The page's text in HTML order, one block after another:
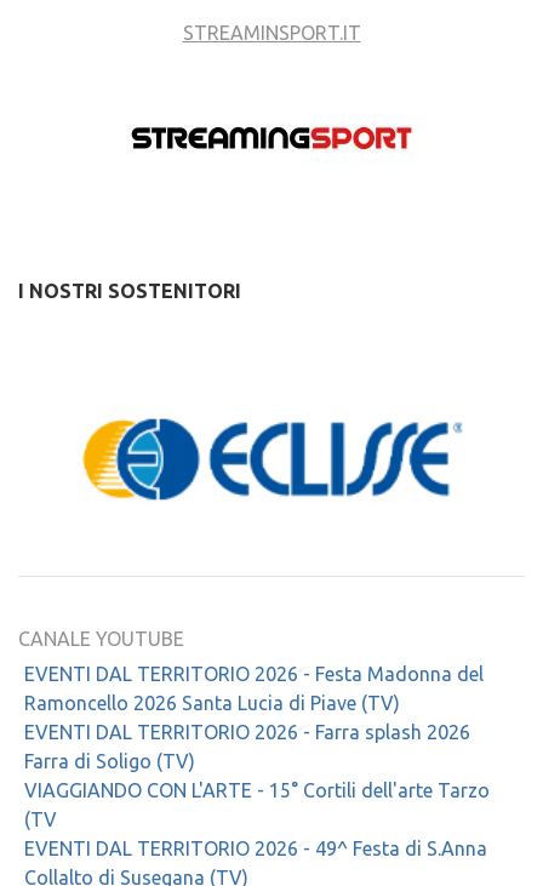
STREAMINSPORT.IT
I NOSTRI SOSTENITORI
CANALE YOUTUBE
EVENTI DAL TERRITORIO 2026 - Festa Madonna del
Ramoncello 2026 Santa Lucia di Piave (TV)
EVENTI DAL TERRITORIO 2026 - Farra splash 2026
Farra di Soligo (TV)
VIAGGIANDO CON L'ARTE - 15° Cortili dell'arte Tarzo
(TV
EVENTI DAL TERRITORIO 2026 - 49^ Festa di S.Anna
Collalto di Susegana (TV)